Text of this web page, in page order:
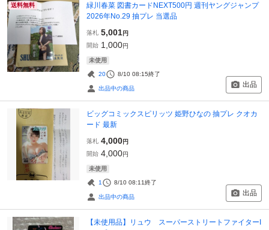
送料無料
緑川春菜 図書カードNEXT500円 週刊ヤングジャンプ
2026年No.29 抽プレ 当選品
落札 5,001円
開始 1,000円
未使用
20 8/10 08:15終了
出品中の商品 出品
ビッグコミックスピリッツ 姫野ひなの 抽プレ クオカ
ード 最新
落札 4,000円
開始 4,000円
未使用
1 8/10 08:11終了
出品中の商品 出品
【未使用品】リュウ スーパーストリートファイターI